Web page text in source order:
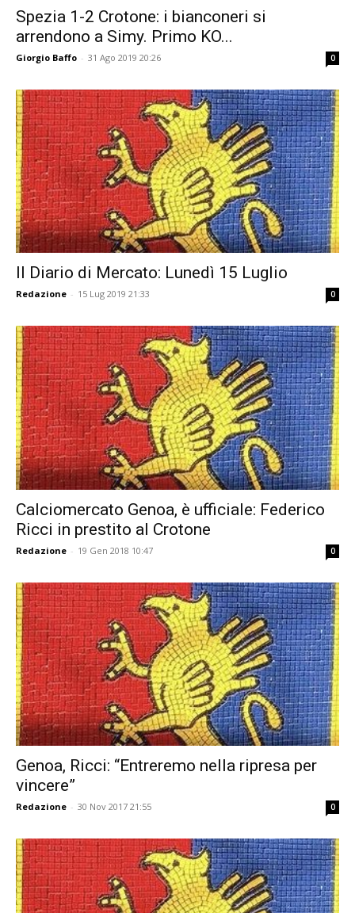
Spezia 1-2 Crotone: i bianconeri si
arrendono a Simy. Primo KO...
Giorgio Baffo - 31 Ago 2019 20:26 0
Il Diario di Mercato: Lunedì 15 Luglio
Redazione - 15 Lug 2019 21:33 0
Calciomercato Genoa, è ufficiale: Federico
Ricci in prestito al Crotone
Redazione - 19 Gen 2018 10:47 0
Genoa, Ricci: “Entreremo nella ripresa per
vincere”
Redazione - 30 Nov 2017 21:55 0